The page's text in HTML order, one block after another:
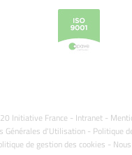
Initiative France - Intranet-
Générales d'Utilisation - Politique
de gestion des cookies -